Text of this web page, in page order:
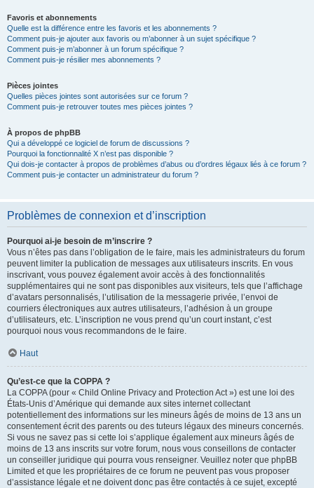
Favoris et abonnements
Quelle est la différence entre les favoris et les abonnements ?
Comment puis-je ajouter aux favoris ou m’abonner à un sujet spécifique ?
Comment puis-je m’abonner à un forum spécifique ?
Comment puis-je résilier mes abonnements ?
Pièces jointes
Quelles pièces jointes sont autorisées sur ce forum ?
Comment puis-je retrouver toutes mes pièces jointes ?
À propos de phpBB
Qui a développé ce logiciel de forum de discussions ?
Pourquoi la fonctionnalité X n’est pas disponible ?
Qui dois-je contacter à propos de problèmes d’abus ou d’ordres légaux liés à ce forum ?
Comment puis-je contacter un administrateur du forum ?
Problèmes de connexion et d’inscription
Pourquoi ai-je besoin de m’inscrire ?
Vous n’êtes pas dans l’obligation de le faire, mais les administrateurs du forum
peuvent limiter la publication de messages aux utilisateurs inscrits. En vous
inscrivant, vous pouvez également avoir accès à des fonctionnalités
supplémentaires qui ne sont pas disponibles aux visiteurs, tels que l’affichage
d’avatars personnalisés, l’utilisation de la messagerie privée, l’envoi de
courriers électroniques aux autres utilisateurs, l’adhésion à un groupe
d’utilisateurs, etc. L’inscription ne vous prend qu’un court instant, c’est
pourquoi nous vous recommandons de le faire.
Haut
Qu’est-ce que la COPPA ?
La COPPA (pour « Child Online Privacy and Protection Act ») est une loi des
États-Unis d’Amérique qui demande aux sites internet collectant
potentiellement des informations sur les mineurs âgés de moins de 13 ans un
consentement écrit des parents ou des tuteurs légaux des mineurs concernés.
Si vous ne savez pas si cette loi s’applique également aux mineurs âgés de
moins de 13 ans inscrits sur votre forum, nous vous conseillons de contacter
un conseiller juridique qui pourra vous renseigner. Veuillez noter que phpBB
Limited et que les propriétaires de ce forum ne peuvent pas vous proposer
d’assistance légale et ne doivent donc pas être contactés à ce sujet, excepté